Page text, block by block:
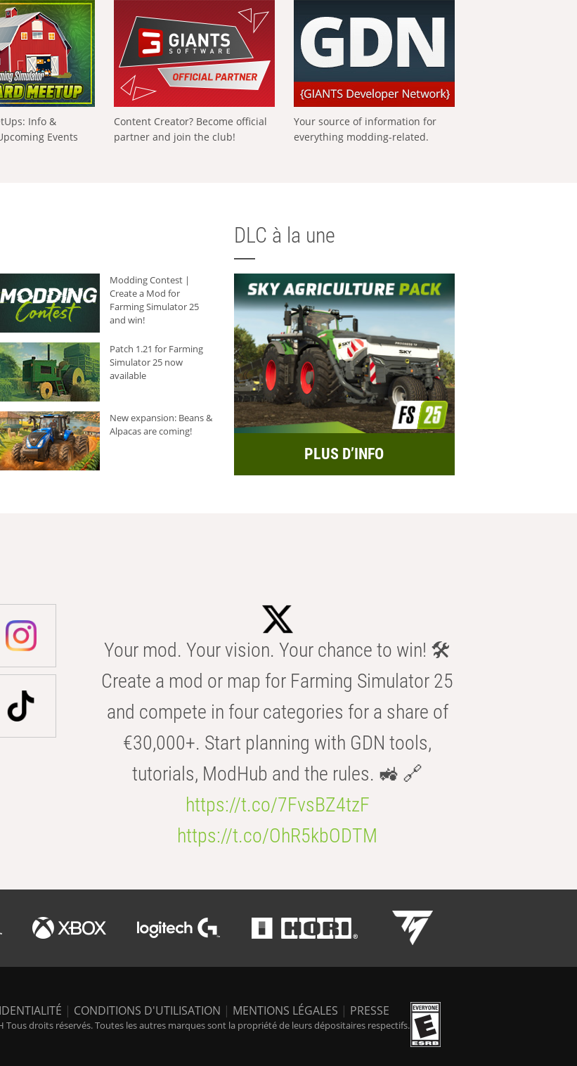
Info &
Events
Content Creator? Become official
partner and join the club!
Your source of information for
everything modding-related.
Modding Contest |
Create a Mod for
Farming Simulator 25
and win!
Patch 1.21 for Farming
Simulator 25 now
available
New expansion: Beans &
Alpacas are coming!
DLC à la une
PLUS D’INFO
Your mod. Your vision. Your chance to win! 🛠️
Create a mod or map for Farming Simulator 25
and compete in four categories for a share of
€30,000+. Start planning with GDN tools,
tutorials, ModHub and the rules. 🚜 🔗
https://t.co/7FvsBZ4tzF
https://t.co/OhR5kbODTM
| CONDITIONS D'UTILISATION | MENTIONS LÉGALES | PRESSE
Tous droits réservés. Toutes les autres marques sont la propriété de leurs dépositaires respectifs.